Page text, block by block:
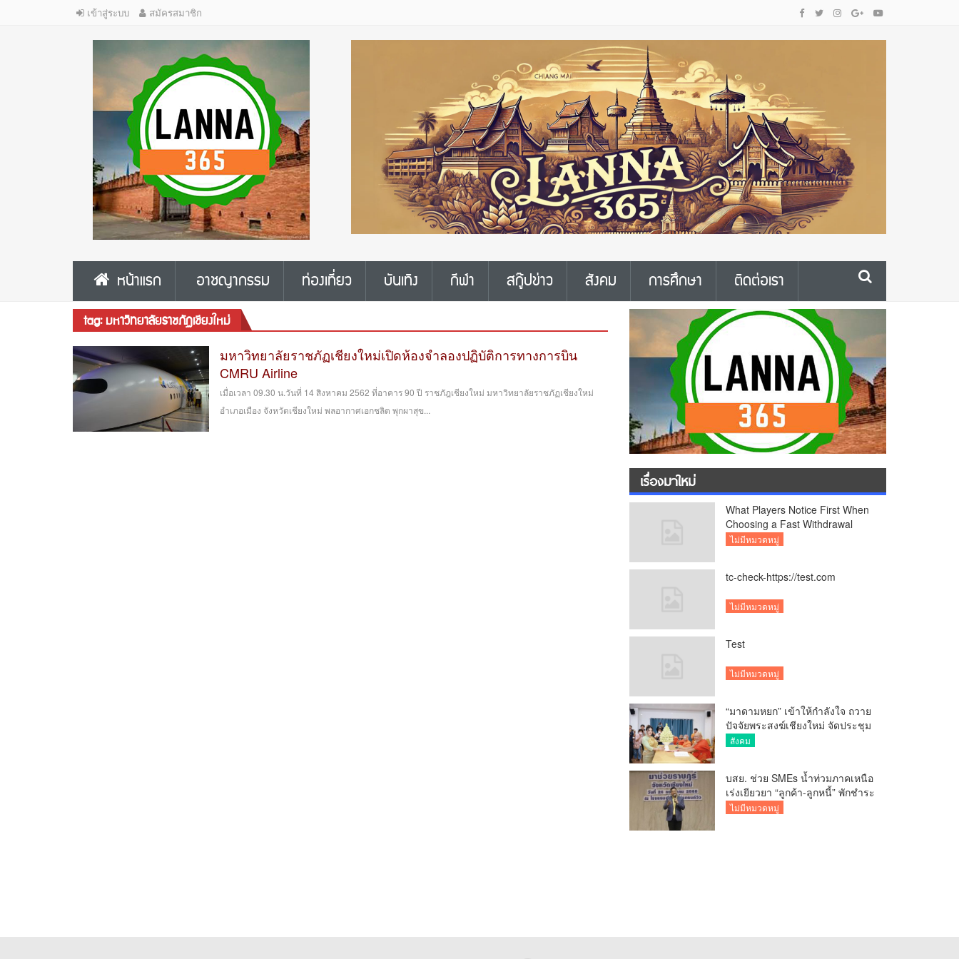
เข้าสู่ระบบ สมัครสมาชิก
หน้าแรก อาชญากรรม ท่องเที่ยว บันเทิง กีฬา สกู๊ปข่าว สังคม การศึกษา ติดต่อเรา
tag: มหาวิทยาลัยราชภัฏเชียงใหม่
มหาวิทยาลัยราชภัฏเชียงใหม่เปิดห้องจำลองปฏิบัติการทางการบิน
CMRU Airline
เมื่อเวลา 09.30 น.วันที่ 14 สิงหาคม 2562 ที่อาคาร 90 ปี ราชภัฎเชียงใหม่ มหาวิทยาลัยราชภัฏเชียงใหม่
อำเภอเมือง จังหวัดเชียงใหม่ พลอากาศเอกชลิต พุกผาสุข...
เรื่องมาใหม่
What Players Notice First When
Choosing a Fast Withdrawal
Casino UK
ไม่มีหมวดหมู่
tc-check-https://test.com
ไม่มีหมวดหมู่
Test
ไม่มีหมวดหมู่
“มาดามหยก” เข้าให้กำลังใจ ถวาย
ปัจจัยพระสงฆ์เชียงใหม่ จัดประชุม
ทำบัญชีรายรับรายจ่ายของวัด กว่า
สังคม
บสย. ช่วย SMEs น้ำท่วมภาคเหนือ
เร่งเยียวยา “ลูกค้า-ลูกหนี้” พักชำระ
ค่าธรรมเนียม-ค่างวด
ไม่มีหมวดหมู่